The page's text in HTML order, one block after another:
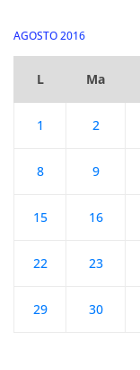
AGOSTO 2016
L Ma
1 2
8 9
15 16
22 23
29 30